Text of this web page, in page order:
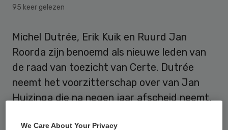
95 keer gelezen
Michel Dutrée, Erik Kuik en Ruurd Jan
Roorda zijn benoemd als nieuwe leden van
de raad van toezicht van Certe. Dutrée
neemt het voorzitterschap over van Jan
Huizinga die na negen jaar afscheid neemt.
Dutrée is directeur Assistis Strategy &
We Care About Your Privacy